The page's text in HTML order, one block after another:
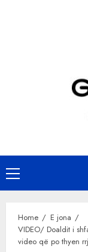
Primary
Menu
Home
E jona
VIDEO/ Doaldit i
video që po thyen